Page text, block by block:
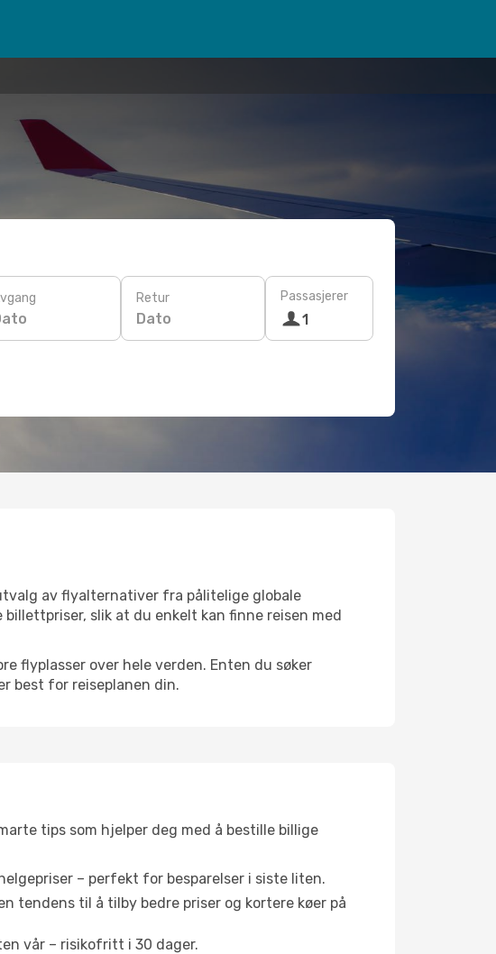
Retur
Dato
Passasjerer
1
av flyalternativer fra pålitelige globale
slik at du enkelt kan finne reisen med
flyplasser over hele verden. Enten du søker
best for reiseplanen din.
tips som hjelper deg med å bestille billige
– perfekt for besparelser i siste liten.
tendens til å tilby bedre priser og kortere køer på
vår – risikofritt i 30 dager.